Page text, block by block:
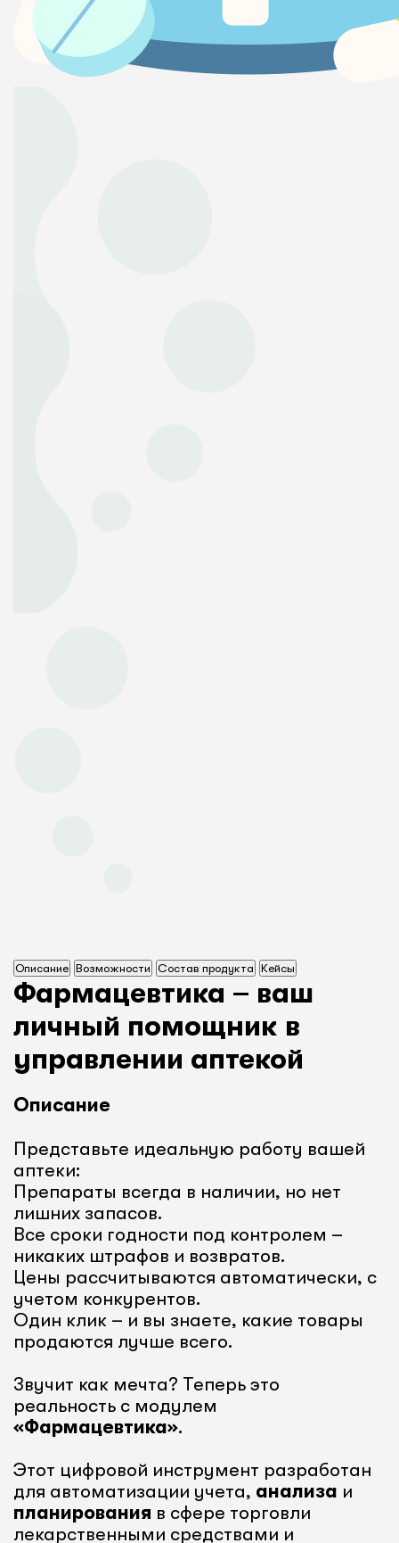
Описание Возможности Состав продукта Кейсы
Фармацевтика – ваш
личный помощник в
управлении аптекой
Описание
Представьте идеальную работу вашей
аптеки:
Препараты всегда в наличии, но нет
лишних запасов.
Все сроки годности под контролем –
никаких штрафов и возвратов.
Цены рассчитываются автоматически, с
учетом конкурентов.
Один клик – и вы знаете, какие товары
продаются лучше всего.
Звучит как мечта? Теперь это
реальность с модулем
«Фармацевтика».
Этот цифровой инструмент разработан
для автоматизации учета, анализа и
планирования в сфере торговли
лекарственными средствами и